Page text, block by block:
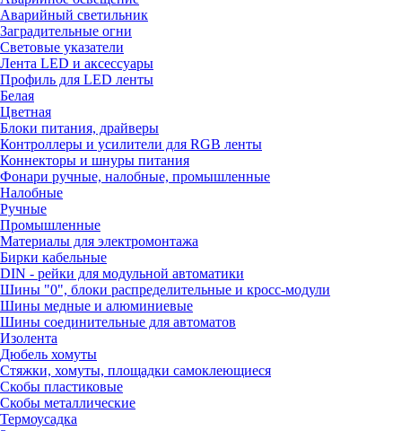
Аварийный светильник
Заградительные огни
Световые указатели
Лента LED и аксессуары
Профиль для LED ленты
Белая
Цветная
Блоки питания, драйверы
Контроллеры и усилители для RGB ленты
Коннекторы и шнуры питания
Фонари ручные, налобные, промышленные
Налобные
Ручные
Промышленные
Материалы для электромонтажа
Бирки кабельные
DIN - рейки для модульной автоматики
Шины "0", блоки распределительные и кросс-модули
Шины медные и алюминиевые
Шины соединительные для автоматов
Изолента
Дюбель хомуты
Стяжки, хомуты, площадки самоклеющиеся
Скобы пластиковые
Скобы металлические
Термоусадка